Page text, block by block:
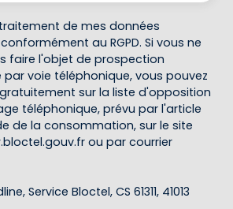
de mes données
au RGPD. Si vous ne
faire l'objet de prospection
voie téléphonique, vous pouvez
sur la liste d'opposition
téléphonique, prévu par l'article
de la consommation, sur le site
ou par courrier
Service Bloctel, CS 61311, 41013